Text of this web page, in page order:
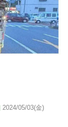
2024/05/03(金)